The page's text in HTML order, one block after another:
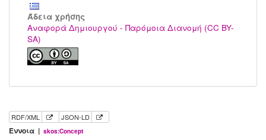
Άδεια χρήσης
Αναφορά Δημιουργού - Παρόμοια Διανομή (CC BY-
SA)
RDF/XML JSON-LD
Έννοια | skos:Concept